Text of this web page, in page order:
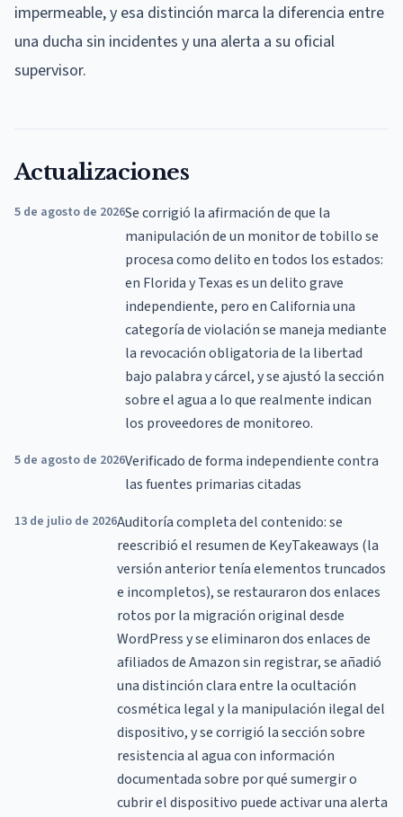
impermeable, y esa distinción marca la diferencia entre
una ducha sin incidentes y una alerta a su oficial
supervisor.
Actualizaciones
5 de agosto de 2026Se corrigió la afirmación de que la
manipulación de un monitor de tobillo se
procesa como delito en todos los estados:
en Florida y Texas es un delito grave
independiente, pero en California una
categoría de violación se maneja mediante
la revocación obligatoria de la libertad
bajo palabra y cárcel, y se ajustó la sección
sobre el agua a lo que realmente indican
los proveedores de monitoreo.
5 de agosto de 2026Verificado de forma independiente contra
las fuentes primarias citadas
13 de julio de 2026Auditoría completa del contenido: se
reescribió el resumen de KeyTakeaways (la
versión anterior tenía elementos truncados
e incompletos), se restauraron dos enlaces
rotos por la migración original desde
WordPress y se eliminaron dos enlaces de
afiliados de Amazon sin registrar, se añadió
una distinción clara entre la ocultación
cosmética legal y la manipulación ilegal del
dispositivo, y se corrigió la sección sobre
resistencia al agua con información
documentada sobre por qué sumergir o
cubrir el dispositivo puede activar una alerta